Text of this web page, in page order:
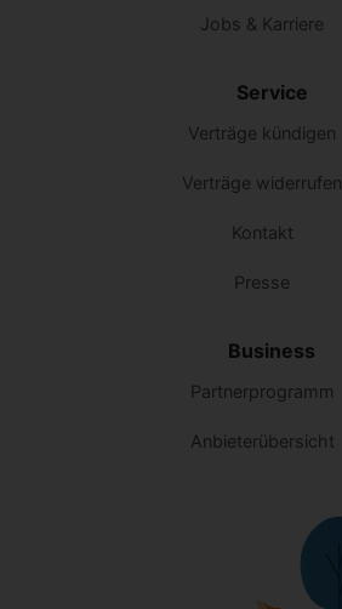
Jobs & Karriere
Service
Verträge kündigen
Verträge widerrufen
Kontakt
Presse
Business
Partnerprogramm
Anbieterübersicht